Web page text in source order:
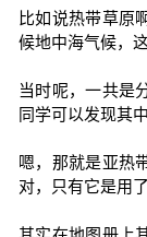
比如说热带草原
候地中海气候，
当时呢，一共是
同学可以发现其
嗯，那就是亚热
对，只有它是用